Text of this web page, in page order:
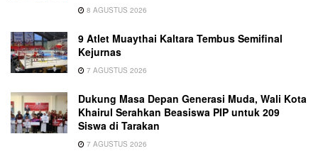
8 AGUSTUS 2026
9 Atlet Muaythai Kaltara Tembus Semifinal
Kejurnas
7 AGUSTUS 2026
Dukung Masa Depan Generasi Muda, Wali Kota
Khairul Serahkan Beasiswa PIP untuk 209
Siswa di Tarakan
7 AGUSTUS 2026